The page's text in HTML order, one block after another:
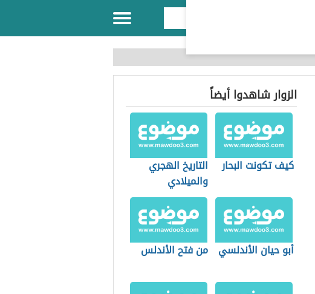
الزوار شاهدوا أيضاً
كيف تكونت البحار
التاريخ الهجري
والميلادي
أبو حيان الأندلسي من فتح الأندلس